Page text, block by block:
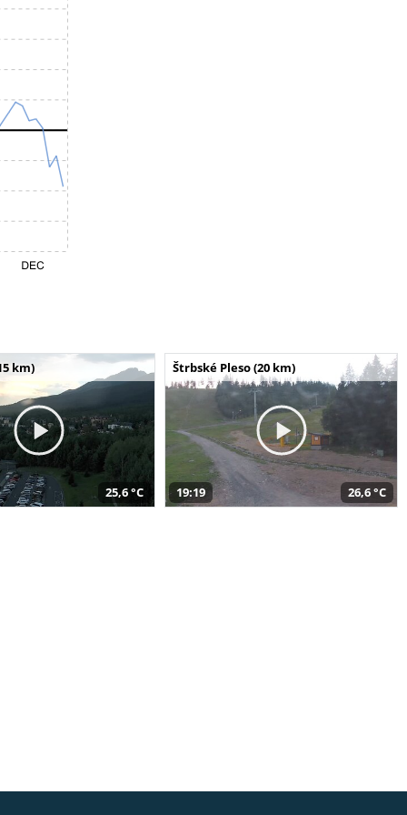
km)
25,6 °C
Štrbské Pleso (20 km)
19:19 26,6 °C